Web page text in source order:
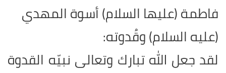
فاطمة (عليها السلام) أسوة المهدي
(عليه السلام) وقُدوته:
لقد جعل الله تبارك وتعالى نبيّه القدوة